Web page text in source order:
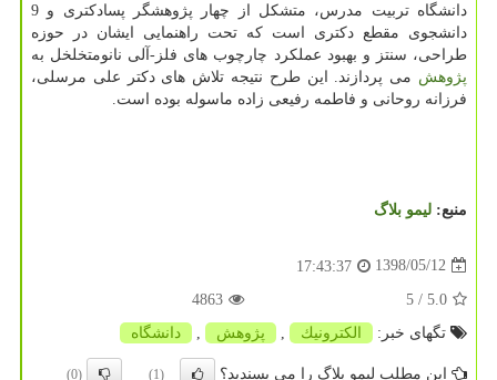
دانشگاه تربیت مدرس، متشكل از چهار پژوهشگر پسادكتری و 9
دانشجوی مقطع دكتری است كه تحت راهنمایی ایشان در حوزه
طراحی، سنتز و بهبود عملكرد چارچوب های فلز-آلی نانومتخلخل به
پژوهش می پردازند. این طرح نتیجه تلاش های دكتر علی مرسلی،
فرزانه روحانی و فاطمه رفیعی زاده ماسوله بوده است.
منبع: لیمو بلاگ
1398/05/12
17:43:37
5.0
/ 5
4863
تگهای خبر:
الكترونیك پژوهش دانشگاه
این مطلب لیمو بلاگ را می پسندید؟ (1)
(0)